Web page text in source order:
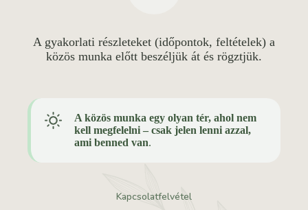
A gyakorlati részleteket (időpontok, feltételek) a
közös munka előtt beszéljük át és rögztjük.
A közös munka egy olyan tér, ahol nem
kell megfelelni – csak jelen lenni azzal,
ami benned van.
Kapcsolatfelvétel